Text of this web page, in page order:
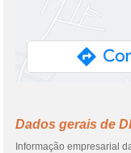
Dados gerais de
Informação empresarial